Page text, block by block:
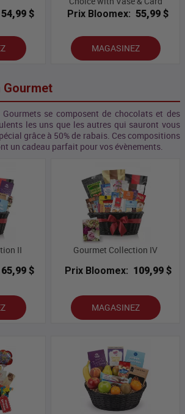
54,99 $
Prix Bloomex: 55,99 $
MAGASINEZ
se composent de chocolats et des
les uns que les autres qui sauront vous
grâce à 50% de rabais. Ces compositions
un cadeau parfait pour vos évènements.
II
65,99 $
Gourmet Collection IV
Prix Bloomex: 109,99 $
MAGASINEZ